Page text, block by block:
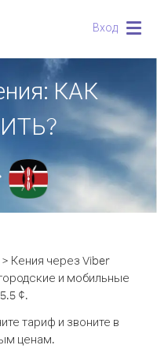
Вход
КАК
Кения через Viber
и мобильные
¢.
тариф и звоните в
ценам.